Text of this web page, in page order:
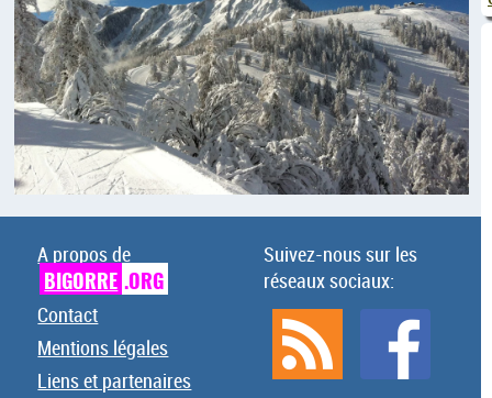
A propos de
BIGORRE .ORG
Contact
Mentions légales
Liens et partenaires
Suivez-nous sur les
réseaux sociaux: